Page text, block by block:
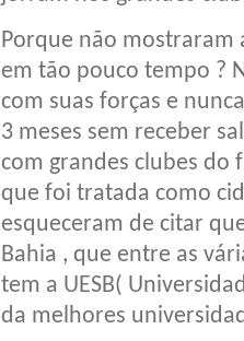
Porque não mostraram
em tão pouco tempo ?
com suas forças e
3 meses sem receber
com grandes clubes do
que foi tratada como
esqueceram de citar
Bahia , que entre as
tem a UESB(
da melhores